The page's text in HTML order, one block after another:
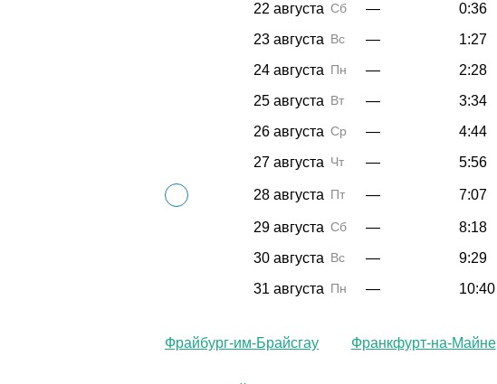
22 августа Сб — 0:36
23 августа Вс — 1:27
24 августа Пн — 2:28
25 августа Вт — 3:34
26 августа Ср — 4:44
27 августа Чт — 5:56
28 августа Пт — 7:07
29 августа Сб — 8:18
30 августа Вс — 9:29
31 августа Пн — 10:40
Фрайбург-им-Брайсгау Франкфурт-на-Майне